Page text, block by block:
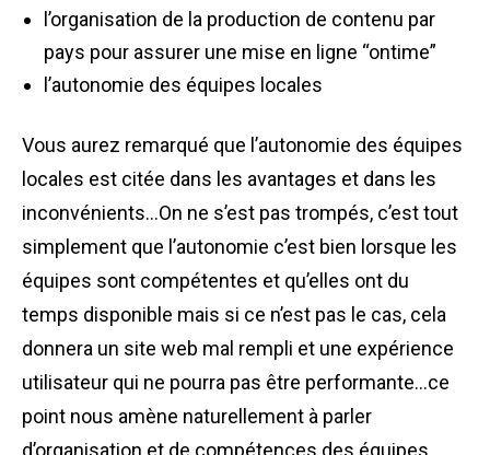
l’organisation de la production de contenu par
pays pour assurer une mise en ligne “ontime”
l’autonomie des équipes locales
Vous aurez remarqué que l’autonomie des équipes
locales est citée dans les avantages et dans les
inconvénients…On ne s’est pas trompés, c’est tout
simplement que l’autonomie c’est bien lorsque les
équipes sont compétentes et qu’elles ont du
temps disponible mais si ce n’est pas le cas, cela
donnera un site web mal rempli et une expérience
utilisateur qui ne pourra pas être performante…ce
point nous amène naturellement à parler